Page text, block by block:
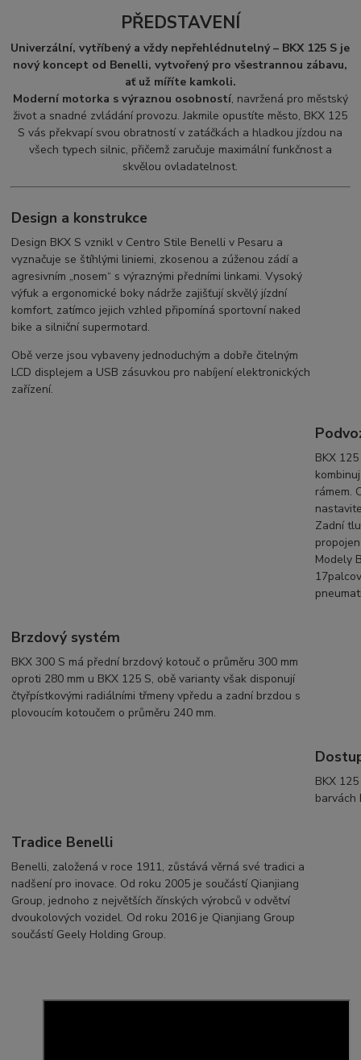
PŘEDSTAVENÍ
Univerzální, vytříbený a vždy nepřehlédnutelný – BKX 125 S je
nový koncept od Benelli, vytvořený pro všestrannou zábavu,
ať už míříte kamkoli.
Moderní motorka s výraznou osobností, navržená pro městský
život a snadné zvládání provozu. Jakmile opustíte město, BKX 125
S vás překvapí svou obratností v zatáčkách a hladkou jízdou na
všech typech silnic, přičemž zaručuje maximální funkčnost a
skvělou ovladatelnost.
Design a konstrukce
Design BKX S vznikl v Centro Stile Benelli v Pesaru a
vyznačuje se štíhlými liniemi, zkosenou a zúženou zádí a
agresivním „nosem“ s výraznými předními linkami. Vysoký
výfuk a ergonomické boky nádrže zajišťují skvělý jízdní
komfort, zatímco jejich vzhled připomíná sportovní naked
bike a silniční supermotard.
Obě verze jsou vybaveny jednoduchým a dobře čitelným
LCD displejem a USB zásuvkou pro nabíjení elektronických
zařízení.
BKX
rámem.
Zadní
Modely
Brzdový systém
BKX 300 S má přední brzdový kotouč o průměru 300 mm
oproti 280 mm u BKX 125 S, obě varianty však disponují
čtyřpístkovými radiálními třmeny vpředu a zadní brzdou s
plovoucím kotoučem o průměru 240 mm.
BKX
barvách
Tradice Benelli
Benelli, založená v roce 1911, zůstává věrná své tradici a
nadšení pro inovace. Od roku 2005 je součástí Qianjiang
Group, jednoho z největších čínských výrobců v odvětví
dvoukolových vozidel. Od roku 2016 je Qianjiang Group
součástí Geely Holding Group.